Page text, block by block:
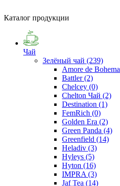
Каталог продукции
Чай
Зелёный чай (239)
Amore de Bohema
Battler(2)
Chelcey (0)
Chelton Чай (2)
Destination (1)
FemRich (0)
Golden Era (2)
Green Panda (4)
Greenfield (14)
Heladiv (3)
Hyleys (5)
Hyton (16)
IMPRA (3)
Jaf Tea (14)